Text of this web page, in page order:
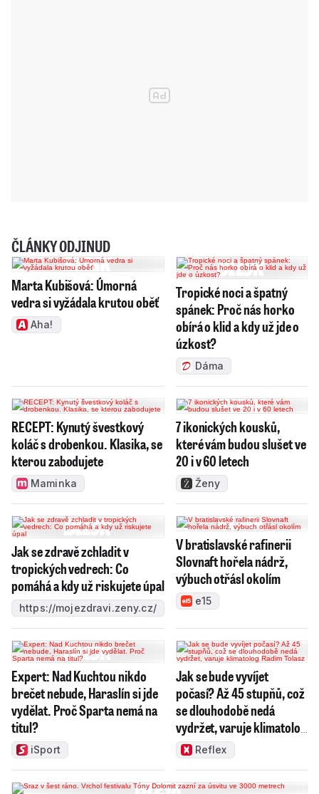
ČLÁNKY ODJINUD
Marta Kubišová: Úmorná
vedra si vyžádala krutou oběť
Aha!
Tropické noci a špatný
spánek: Proč nás horko
obírá o klid a kdy už jde o
úzkost?
Dáma
RECEPT: Kynutý švestkový
koláč s drobenkou. Klasika, se
kterou zabodujete
Maminka
7 ikonických kousků,
které vám budou slušet ve
20 i v 60 letech
Ženy
Jak se zdravě zchladit v
tropických vedrech: Co
pomáhá a kdy už riskujete úpal
https://mojezdravi.zeny.cz/
V bratislavské rafinerii
Slovnaft hořela nádrž,
výbuch otřásl okolím
e15
Expert: Nad Kuchtou nikdo
brečet nebude, Haraslín si jde
vydělat. Proč Sparta nemá na
titul?
iSport
Jak se bude vyvíjet
počasí? Až 45 stupňů, což
se dlouhodobě nedá
vydržet, varuje klimatolog
Radim Tolasz
Reflex